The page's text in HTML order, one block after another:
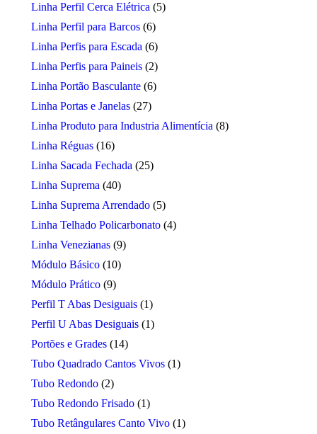
Linha Perfil Cerca Elétrica (5)
Linha Perfil para Barcos (6)
Linha Perfis para Escada (6)
Linha Perfis para Paineis (2)
Linha Portão Basculante (6)
Linha Portas e Janelas (27)
Linha Produto para Industria Alimentícia (8)
Linha Réguas (16)
Linha Sacada Fechada (25)
Linha Suprema (40)
Linha Suprema Arrendado (5)
Linha Telhado Policarbonato (4)
Linha Venezianas (9)
Módulo Básico (10)
Módulo Prático (9)
Perfil T Abas Desiguais (1)
Perfil U Abas Desiguais (1)
Portões e Grades (14)
Tubo Quadrado Cantos Vivos (1)
Tubo Redondo (2)
Tubo Redondo Frisado (1)
Tubo Retângulares Canto Vivo (1)